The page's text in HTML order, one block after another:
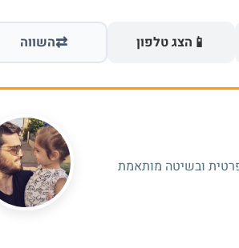
📱 הצג טלפון ⇄השווה
של 19 שנים בהוראה פרטית ובשיטה מותאמת